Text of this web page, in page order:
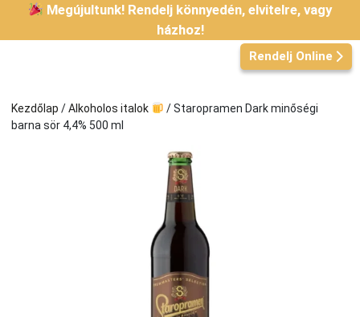
Kilépés
tartalomba
Megújultunk! Rendelj könnyedén, elvitelre, vagy
házhoz!
Rendelj Online
Kezdőlap /Alkoholos italok
/ Staropramen Dark minőségi
barna sör 4,4% 500 ml